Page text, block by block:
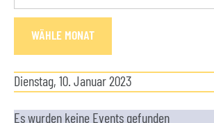
WÄHLE MONAT
Dienstag, 10. Januar 2023
Es wurden keine Events gefunden